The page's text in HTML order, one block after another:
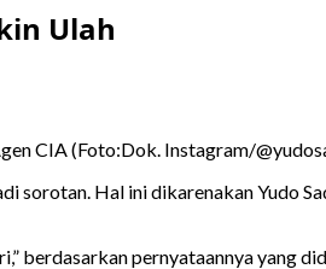
Ulah
CIA (Foto:Dok. Instagram/
sorotan. Hal ini dikarenakan Yudo
berdasarkan pernyataannya yang